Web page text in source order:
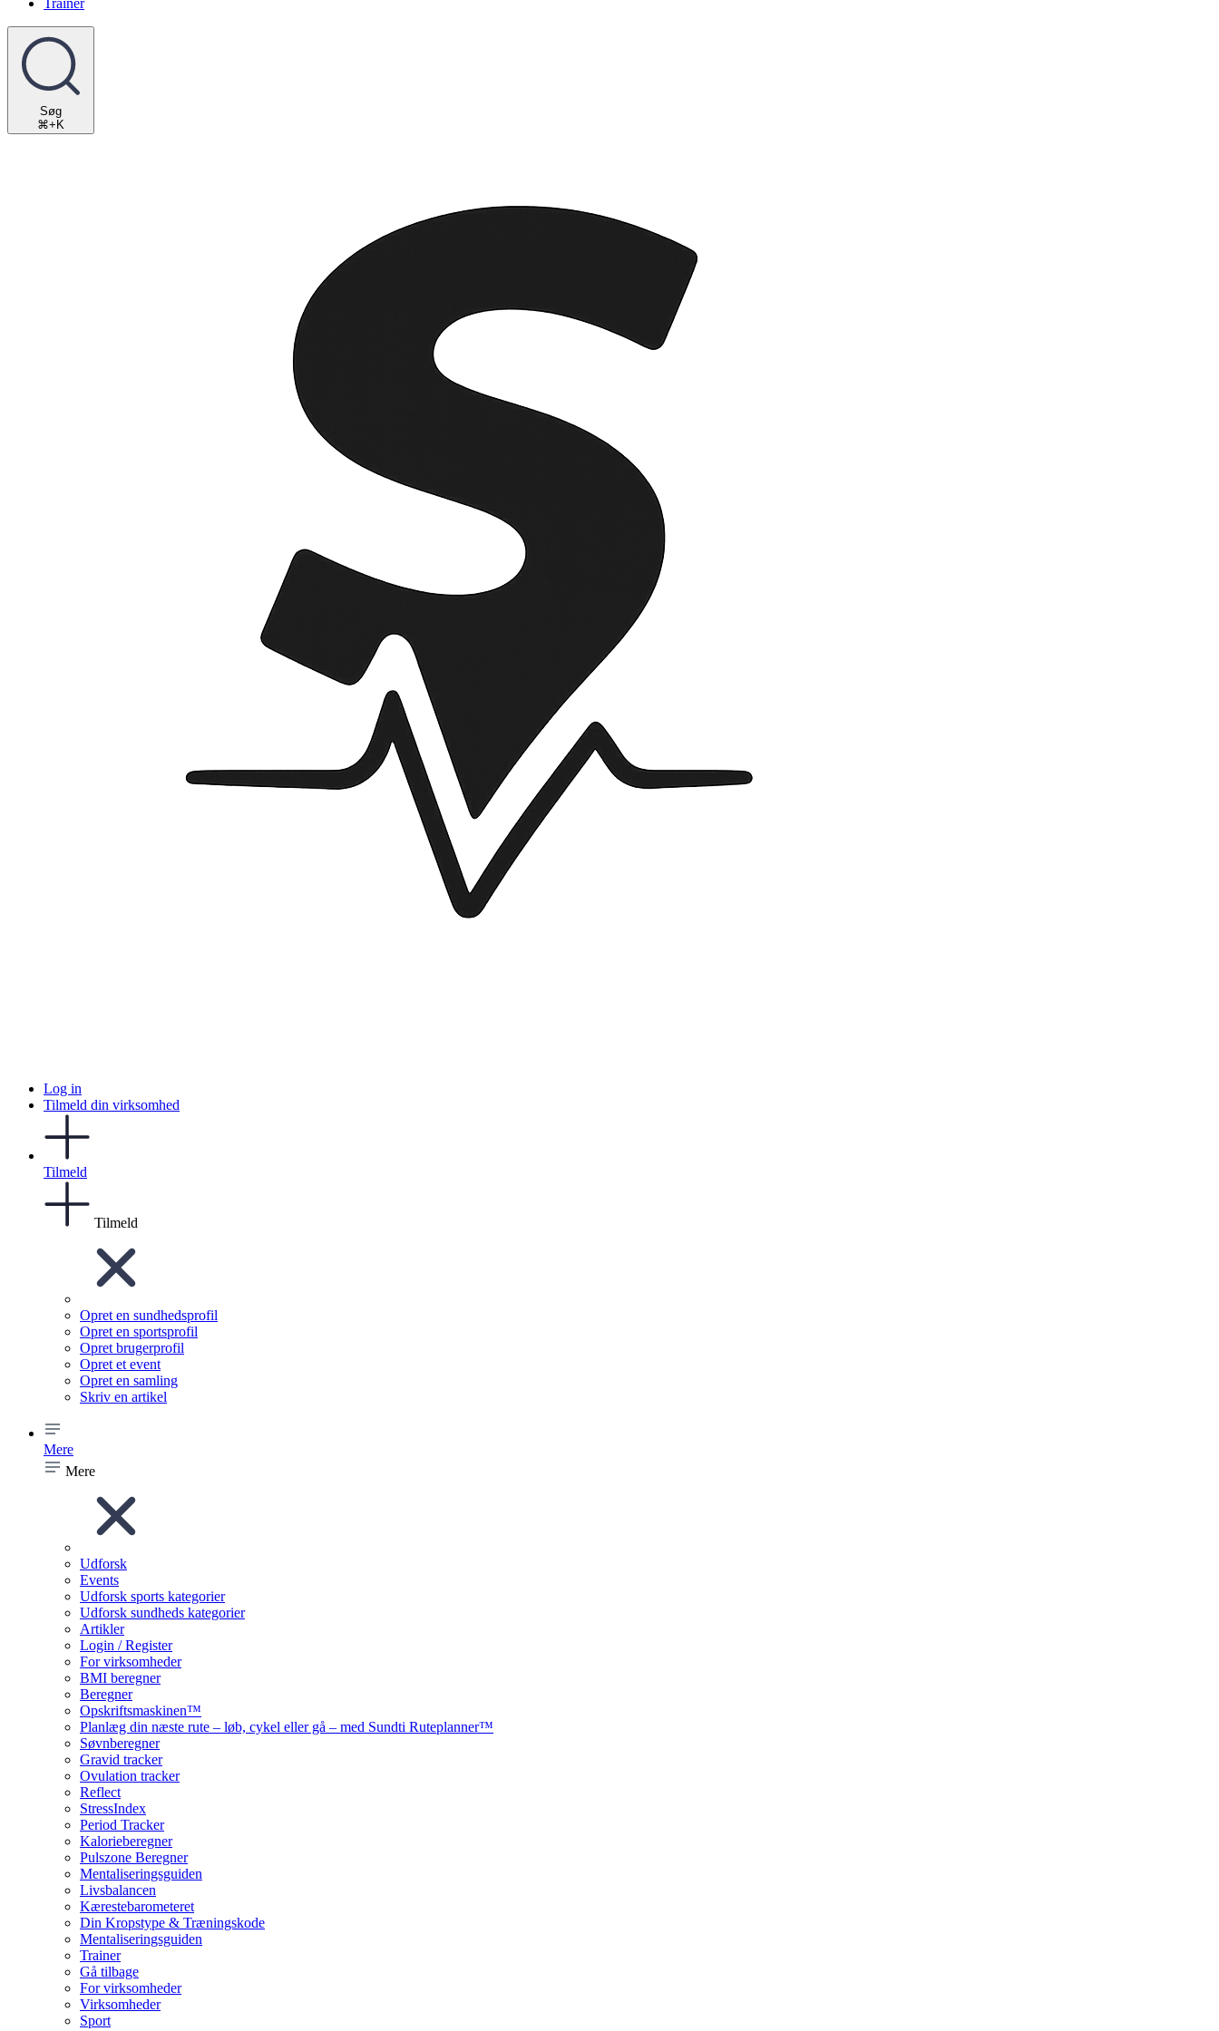
Trainer
Søg
⌘+K
Log in
Tilmeld din virksomhed
Tilmeld
Tilmeld
Opret en sundhedsprofil
Opret en sportsprofil
Opret brugerprofil
Opret et event
Opret en samling
Skriv en artikel
Mere
Mere
Udforsk
Events
Udforsk sports kategorier
Udforsk sundheds kategorier
Artikler
Login / Register
For virksomheder
BMI beregner
Beregner
Opskriftsmaskinen™
Planlæg din næste rute – løb, cykel eller gå – med Sundti Ruteplanner™
Søvnberegner
Gravid tracker
Ovulation tracker
Reflect
StressIndex
Period Tracker
Kalorieberegner
Pulszone Beregner
Mentaliseringsguiden
Livsbalancen
Kærestebarometeret
Din Kropstype & Træningskode
Mentaliseringsguiden
Trainer
Gå tilbage
For virksomheder
Virksomheder
Sport